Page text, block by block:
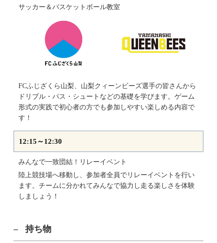
サッカー＆バスケットボール教室
FCふじざくら山梨、山梨クィーンビーズ選手の皆さんから
ドリブル・パス・シュートなどの基礎を学びます。ゲーム
形式の実践で初心者の方でも参加しやすい楽しめる内容で
す！
12:15～12:30
みんなで一致団結！リレーイベント
陸上競技場へ移動し、参加者全員でリレーイベントを行い
ます。チームに分かれてみんなで協力し走る楽しさを体験
しましょう！
持ち物